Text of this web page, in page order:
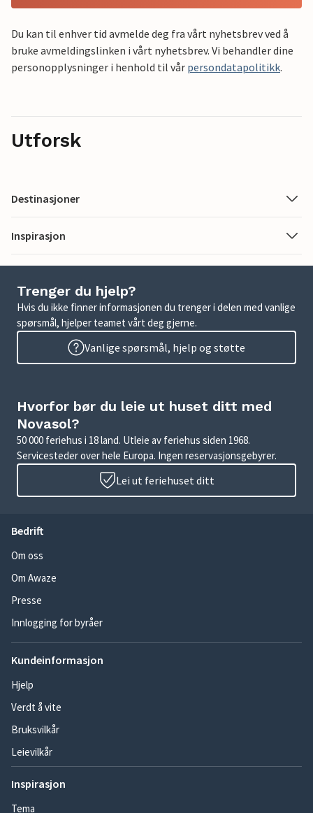
Du kan til enhver tid avmelde deg fra vårt nyhetsbrev ved å
bruke avmeldingslinken i vårt nyhetsbrev. Vi behandler dine
personopplysninger i henhold til vår persondatapolitikk.
Utforsk
Destinasjoner
Inspirasjon
Trenger du hjelp?
Hvis du ikke finner informasjonen du trenger i delen med vanlige
spørsmål, hjelper teamet vårt deg gjerne.
Vanlige spørsmål, hjelp og støtte
Hvorfor bør du leie ut huset ditt med
Novasol?
50 000 feriehus i 18 land. Utleie av feriehus siden 1968.
Servicesteder over hele Europa. Ingen reservasjonsgebyrer.
Lei ut feriehuset ditt
Bedrift
Om oss
Om Awaze
Presse
Innlogging for byråer
Kundeinformasjon
Hjelp
Verdt å vite
Bruksvilkår
Leievilkår
Inspirasjon
Tema